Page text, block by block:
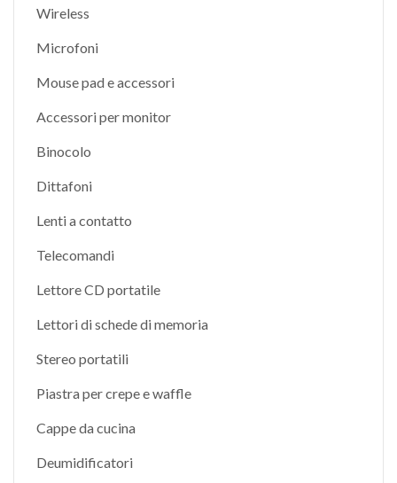
Wireless
Microfoni
Mouse pad e accessori
Accessori per monitor
Binocolo
Dittafoni
Lenti a contatto
Telecomandi
Lettore CD portatile
Lettori di schede di memoria
Stereo portatili
Piastra per crepe e waffle
Cappe da cucina
Deumidificatori